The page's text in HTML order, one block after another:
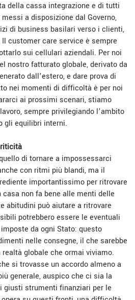
della cassa integrazione e di tutti
a disposizione dal Governo,
di business basilari verso i clienti,
customer care service è sempre
sui cellulari aziendali. Per noi
nostro fatturato globale, derivato da
dall’estero, e dare prova di
nei momenti di difficoltà è per noi
ai prossimi scenari, stiamo
sempre privilegiando l’ambito
gli equilibri interni.
di tornare a impossessarci
con ritmi più blandi, ma il
importantissimo per ritrovare
non fa bene alle menti delle
abitudini può aiutare a ritrovare
potrebbero essere le eventuali
da ogni Stato: questo
nelle consegne, il che sarebbe
globale che ormai viviamo.
si trovasse un accordo almeno a
generale, auspico che ci sia la
giusti strumenti finanziari per le